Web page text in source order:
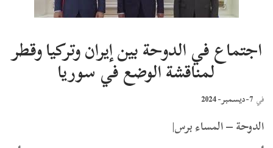
اجتماع في الدوحة بين إيران وتركيا وقطر
لمناقشة الوضع في سوريا
في 7-ديسمبر- 2024
الدوحة – المساء برس|